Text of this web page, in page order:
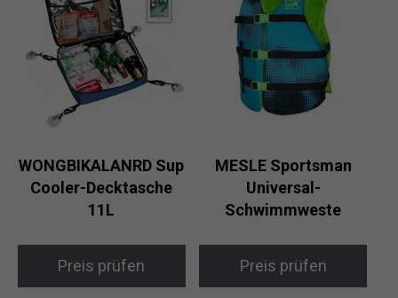
WONGBIKALANRD Sup
Cooler-Decktasche
11L
Preis prüfen
MESLE Sportsman
Universal-
Schwimmweste
Preis prüfen